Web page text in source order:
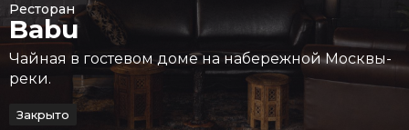
Ресторан
Babu
Чайная в гостевом доме на набережной Москвы-
реки.
Закрыто